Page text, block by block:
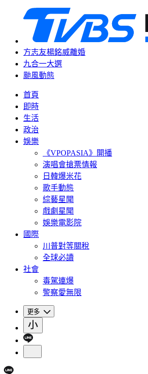
方志友楊銘威離婚
九合一大選
颱風動態
首頁
即時
生活
政治
娛樂
《VPOPASIA》開播
演唱會搶票情報
日韓爆米花
歌手動態
綜藝星聞
戲劇星聞
娛樂電影院
國際
川普對等關稅
全球必讀
社會
毒駕連爆
警察愛無限
更多